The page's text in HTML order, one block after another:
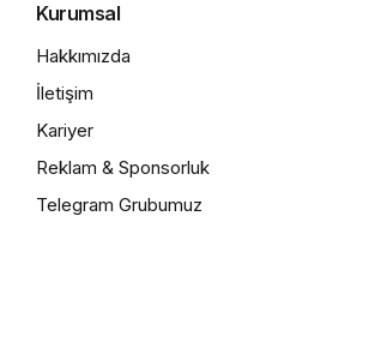
Kurumsal
Hakkımızda
İletişim
Kariyer
Reklam & Sponsorluk
Telegram Grubumuz